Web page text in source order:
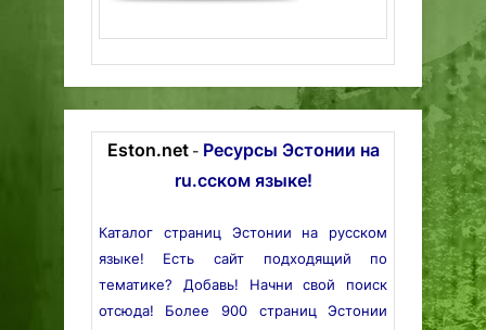
Eston.net- Ресурсы Эстонии на
ru.сском языке!
Каталог страниц Эстонии на русском
языке! Есть сайт подходящий по
тематике? Добавь! Начни свой поиск
отсюда! Более 900 страниц Эстонии